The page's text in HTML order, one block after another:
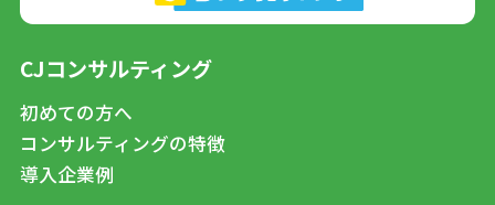
CJコンサルティング
初めての方へ
コンサルティングの特徴
導入企業例